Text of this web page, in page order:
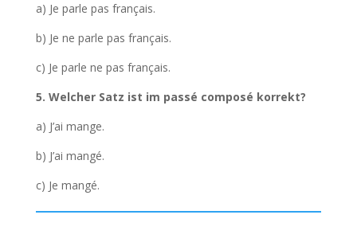
a) Je parle pas français.
b) Je ne parle pas français.
c) Je parle ne pas français.
5. Welcher Satz ist im passé composé korrekt?
a) J’ai mange.
b) J’ai mangé.
c) Je mangé.